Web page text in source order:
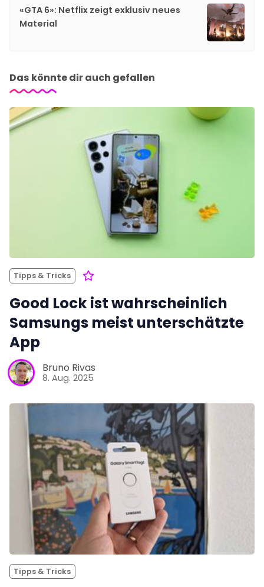
«GTA 6»: Netflix zeigt exklusiv neues
Material
Das könnte dir auch gefallen
Tipps & Tricks
Good Lock ist wahrscheinlich
Samsungs meist unterschätzte
App
Bruno Rivas
8. Aug. 2025
Tipps & Tricks